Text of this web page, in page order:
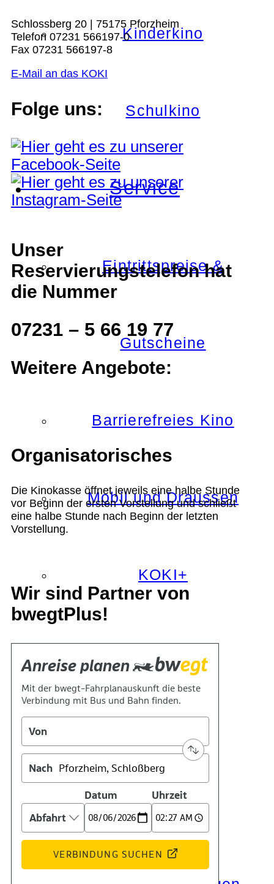
Kinderkino
Schulkino
Service
Eintrittspreise &
Gutscheine
Barrierefreies Kino
Mobil und Draussen
KOKI+
Das Team
Schlossberg 20 | 75175 Pforzheim
Telefon 07231 566197-0
Fax 07231 566197-8
E-Mail an das KOKI
Folge uns:
Unser
Reservierungstelefon hat
die Nummer
07231 – 5 66 19 77
Weitere Angebote:
Organisatorisches
Die Kinokasse öffnet jeweils eine halbe Stunde
vor Beginn der ersten Vorstellung und schließt
eine halbe Stunde nach Beginn der letzten
Vorstellung.
Wir sind Partner von
bwegtPlus!